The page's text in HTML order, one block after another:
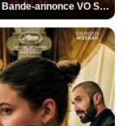
L'Odyssée Bande-annonce VO STFR